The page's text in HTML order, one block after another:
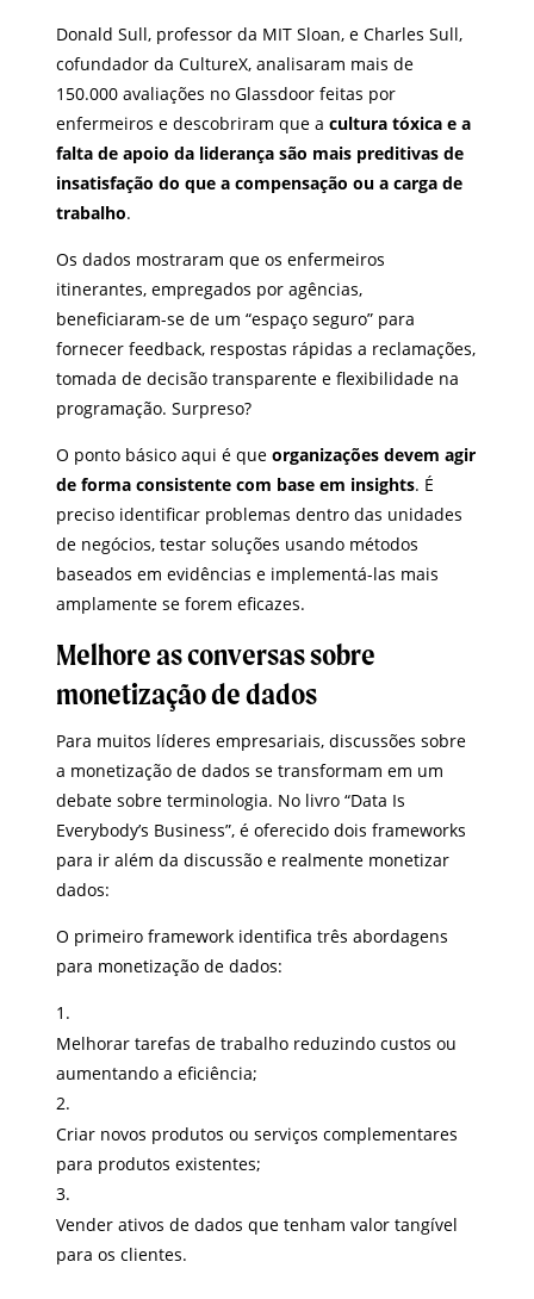
Donald Sull, professor da MIT Sloan, e Charles Sull,
cofundador da CultureX, analisaram mais de
150.000 avaliações no Glassdoor feitas por
enfermeiros e descobriram que acultura tóxica e a
falta de apoio da liderança são mais preditivas de
insatisfação do que a compensação ou a carga de
trabalho.
Os dados mostraram que os enfermeiros
itinerantes, empregados por agências,
beneficiaram-se de um “espaço seguro” para
fornecer feedback, respostas rápidas a reclamações,
tomada de decisão transparente e flexibilidade na
programação. Surpreso?
O ponto básico aqui é queorganizações devem agir
de forma consistente com base em insights. É
preciso identificar problemas dentro das unidades
de negócios, testar soluções usando métodos
baseados em evidências e implementá-las mais
amplamente se forem eficazes.
Melhore as conversas sobre
monetização de dados
Para muitos líderes empresariais, discussões sobre
a monetização de dados se transformam em um
debate sobre terminologia. No livro “Data Is
Everybody’s Business”, é oferecido dois frameworks
para ir além da discussão e realmente monetizar
dados:
O primeiro framework identifica três abordagens
para monetização de dados:
Melhorar tarefas de trabalho reduzindo custos ou
aumentando a eficiência;
Criar novos produtos ou serviços complementares
para produtos existentes;
Vender ativos de dados que tenham valor tangível
para os clientes.